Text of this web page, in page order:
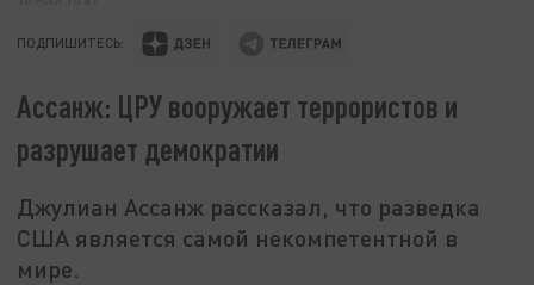
ПОДПИШИТЕСЬ:
Ассанж: ЦРУ вооружает террористов и
разрушает демократии
Джулиан Ассанж рассказал, что разведка
США является самой некомпетентной в
мире.